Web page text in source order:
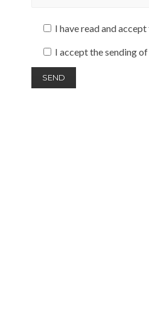
I have read and accept
I accept the sending